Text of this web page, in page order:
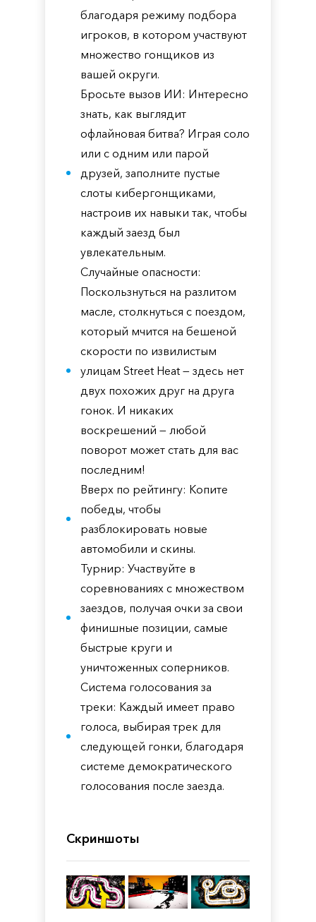
благодаря режиму подбора
игроков, в котором участвуют
множество гонщиков из
вашей округи.
Бросьте вызов ИИ: Интересно
знать, как выглядит
офлайновая битва? Играя соло
или с одним или парой
друзей, заполните пустые
слоты кибергонщиками,
настроив их навыки так, чтобы
каждый заезд был
увлекательным.
Случайные опасности:
Поскользнуться на разлитом
масле, столкнуться с поездом,
который мчится на бешеной
скорости по извилистым
улицам Street Heat — здесь нет
двух похожих друг на друга
гонок. И никаких
воскрешений — любой
поворот может стать для вас
последним!
Вверх по рейтингу: Копите
победы, чтобы
разблокировать новые
автомобили и скины.
Турнир: Участвуйте в
соревнованиях с множеством
заездов, получая очки за свои
финишные позиции, самые
быстрые круги и
уничтоженных соперников.
Система голосования за
треки: Каждый имеет право
голоса, выбирая трек для
следующей гонки, благодаря
системе демократического
голосования после заезда.
Скриншоты